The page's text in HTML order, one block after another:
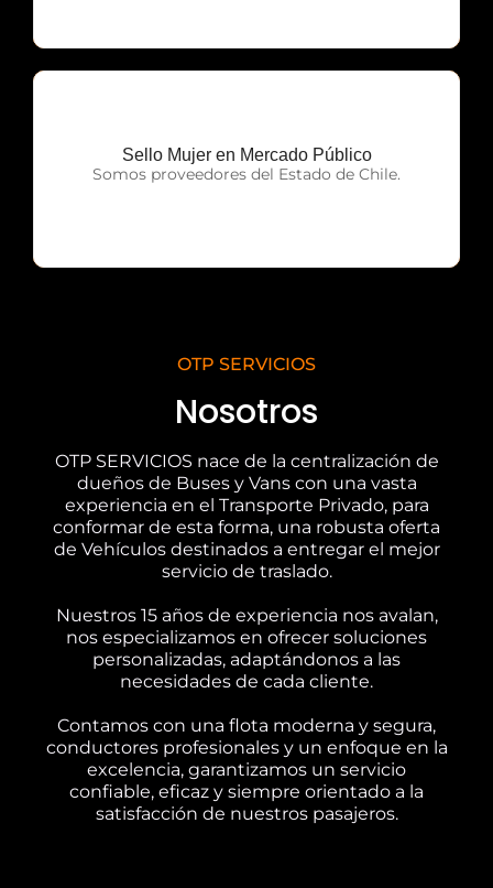
Sello Mujer en Mercado Público
Somos proveedores del Estado de Chile.
OTP Servicios
OTP SERVICIOS
Nosotros
OTP SERVICIOS nace de la centralización de
dueños de Buses y Vans con una vasta
experiencia en el Transporte Privado, para
conformar de esta forma, una robusta oferta
de Vehículos destinados a entregar el mejor
servicio de traslado.
Nuestros 15 años de experiencia nos avalan,
nos especializamos en ofrecer soluciones
personalizadas, adaptándonos a las
necesidades de cada cliente.
Contamos con una flota moderna y segura,
conductores profesionales y un enfoque en la
excelencia, garantizamos un servicio
confiable, eficaz y siempre orientado a la
satisfacción de nuestros pasajeros.